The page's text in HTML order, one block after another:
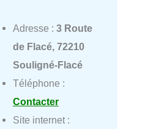
Adresse : 3 Route
de Flacé, 72210
Souligné-Flacé
Téléphone :
Contacter
Site internet :